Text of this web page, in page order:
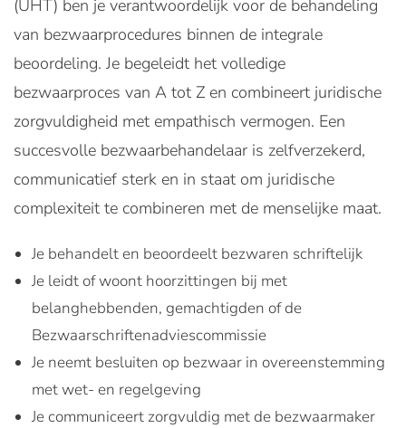
(UHT) ben je verantwoordelijk voor de behandeling
van bezwaarprocedures binnen de integrale
beoordeling. Je begeleidt het volledige
bezwaarproces van A tot Z en combineert juridische
zorgvuldigheid met empathisch vermogen. Een
succesvolle bezwaarbehandelaar is zelfverzekerd,
communicatief sterk en in staat om juridische
complexiteit te combineren met de menselijke maat.
Je behandelt en beoordeelt bezwaren schriftelijk
Je leidt of woont hoorzittingen bij met
belanghebbenden, gemachtigden of de
Bezwaarschriftenadviescommissie
Je neemt besluiten op bezwaar in overeenstemming
met wet- en regelgeving
Je communiceert zorgvuldig met de bezwaarmaker